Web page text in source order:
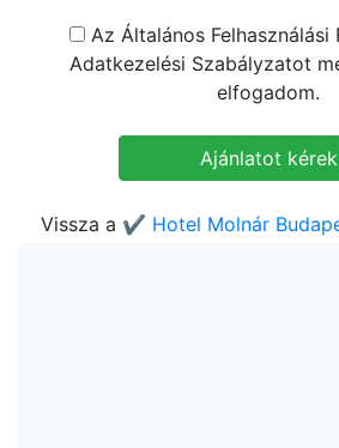
Az Általános Felhasználási
Adatkezelési Szabályzatot
elfogadom.
Vissza a ✔️ Hotel Molnár